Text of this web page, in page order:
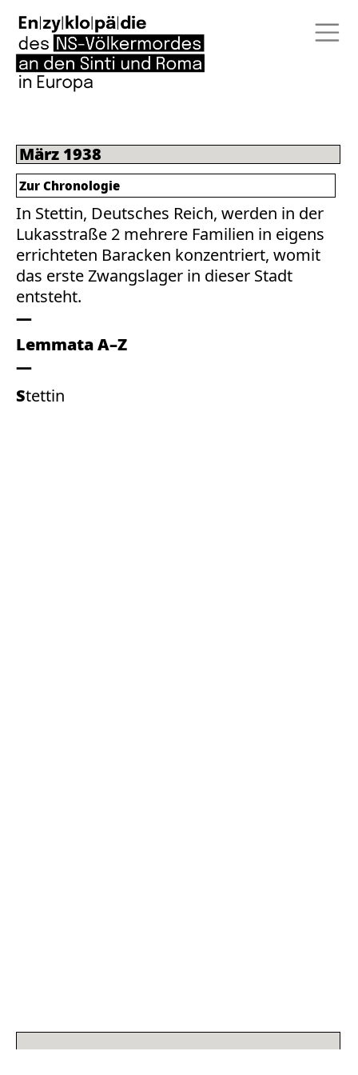
März 1938
In Stettin, Deutsches Reich, werden in der
Lukasstraße 2 mehrere Familien in eigens
errichteten Baracken konzentriert, womit
das erste Zwangslager in dieser Stadt
entsteht.
Lemmata A–Z
Stettin
Zur Chronologie